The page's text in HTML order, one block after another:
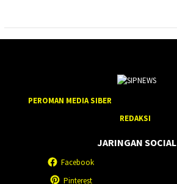
PEROMAN MEDIA SIBER
REDAKSI
JARINGAN SOCIAL
Facebook
Pinterest